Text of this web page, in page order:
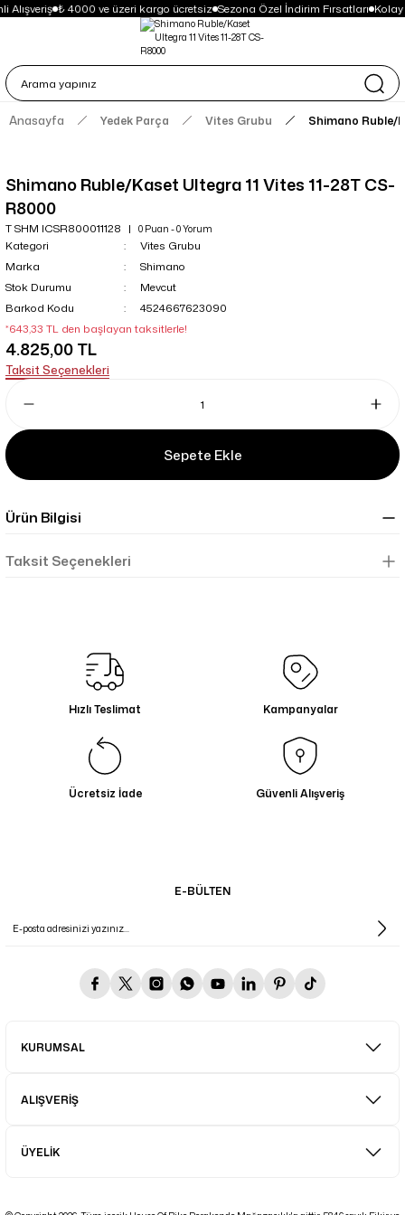
Alışveriş ₺ 4000 ve üzeri kargo ücretsiz Sezona Özel İndirim Fırsatları Kolay
Anasayfa Yedek Parça Vites Grubu Shimano Ruble/
Shimano Ruble/Kaset Ultegra 11 Vites 11-28T CS-
R8000
T SHM ICSR800011128 0 Puan - 0 Yorum
Kategori
Vites Grubu
Marka
Shimano
Stok Durumu
Mevcut
Barkod Kodu
4524667623090
*643,33 TL den başlayan taksitlerle!
4.825,00 TL
Taksit Seçenekleri
Sepete Ekle
Ürün Bilgisi
Taksit Seçenekleri
Hızlı Teslimat Kampanyalar
Ücretsiz İade Güvenli Alışveriş
E-BÜLTEN
KURUMSAL
ALIŞVERİŞ
ÜYELİK